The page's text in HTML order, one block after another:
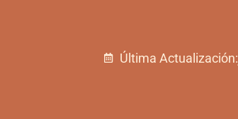
Última Actualización: